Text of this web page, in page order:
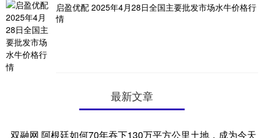
启盈优配 2025年4月28日全国主要批发市场水牛价格行
情
最新文章
双融网 阿根廷如何70年吞下130万平方公里土地，成为今天